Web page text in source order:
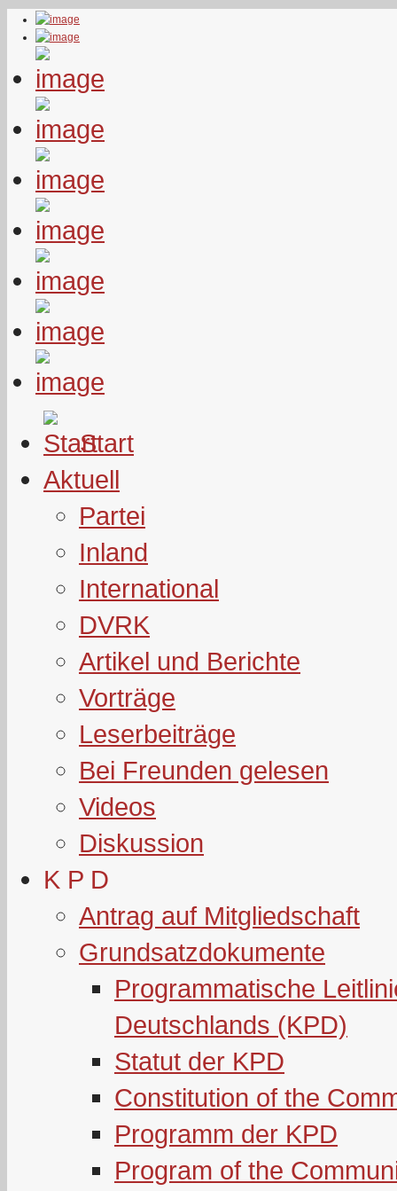
Start
Aktuell
Partei
Inland
International
DVRK
Artikel und Berichte
Vorträge
Leserbeiträge
Bei Freunden gelesen
Videos
Diskussion
K P D
Antrag auf Mitgliedschaft
Grundsatzdokumente
Programmatische
Deutschlands (KPD)
Statut der KPD
Constitution of the
Programm der KPD
Program of the